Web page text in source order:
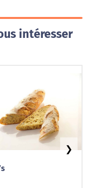
intéresser
❯